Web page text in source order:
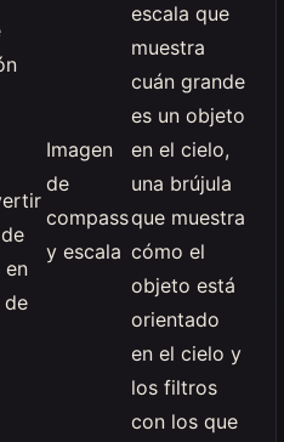
en
de
Imagen
de
compass
y escala
escala que
muestra
cuán grande
es un objeto
en el cielo,
una brújula
que muestra
cómo el
objeto está
orientado
en el cielo y
los filtros
con los que